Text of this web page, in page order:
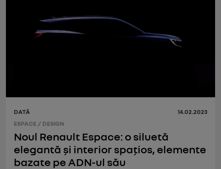
DATĂ
14.02.2023
ESPACE / DESIGN
Noul Renault Espace: o siluetă
elegantă și interior spațios, elemente
bazate pe ADN-ul său